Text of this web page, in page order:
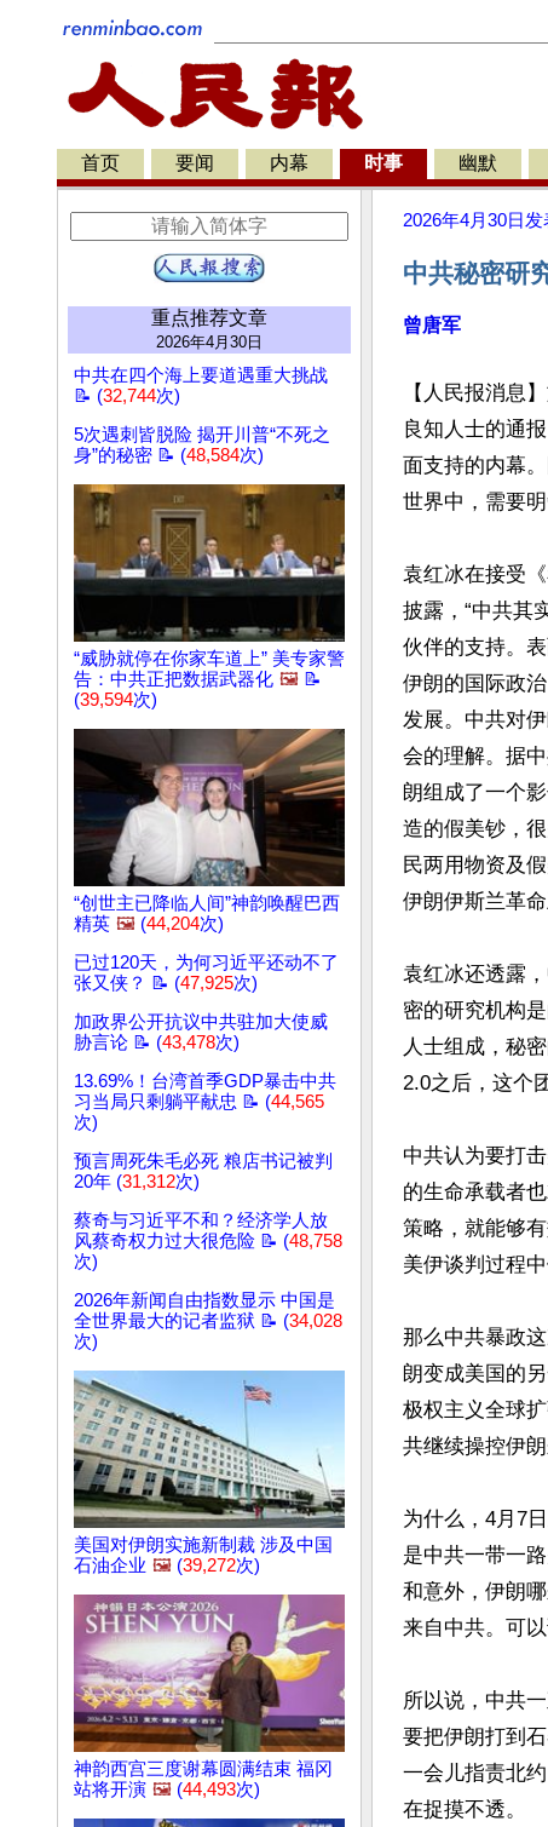
首页 要闻 内幕 时事 幽默
重点推荐文章
2026年4月30日
中共在四个海上要道遇重大挑战
📝 (32,744次)
5次遇刺皆脱险 揭开川普“不死之
身”的秘密 📝 (48,584次)
“威胁就停在你家车道上” 美专家警
告：中共正把数据武器化 🖼️ 📝
(39,594次)
“创世主已降临人间”神韵唤醒巴西
精英 🖼️ (44,204次)
已过120天，为何习近平还动不了
张又侠？ 📝 (47,925次)
加政界公开抗议中共驻加大使威
胁言论 📝 (43,478次)
13.69%！台湾首季GDP暴击中共
习当局只剩躺平献忠 📝 (44,565
次)
预言周死朱毛必死 粮店书记被判
20年 (31,312次)
蔡奇与习近平不和？经济学人放
风蔡奇权力过大很危险 📝 (48,758
次)
2026年新闻自由指数显示 中国是
全世界最大的记者监狱 📝 (34,028
次)
美国对伊朗实施新制裁 涉及中国
石油企业 🖼️ (39,272次)
神韵西宫三度谢幕圆满结束 福冈
站将开演 🖼️ (44,493次)
2026年4月30日 发
中共秘密研
曾唐军
【人民报消息
良知人士的通
面支持的内幕
世界中，需要明
袁红冰在接受
披露，“中共其
伙伴的支持。
伊朗的国际政
发展。中共对
会的理解。据
朗组成了一个
造的假美钞，
民两用物资及
伊朗伊斯兰革
袁红冰还透露
密的研究机构
人士组成，秘
2.0之后，这个
中共认为要打
的生命承载者
策略，就能够
美伊谈判过程
那么中共暴政
朗变成美国的
极权主义全球
共继续操控伊
为什么，4月7
是中共一带一
和意外，伊朗
来自中共。可
所以说，中共
要把伊朗打到
一会儿指责北
在捉摸不透。